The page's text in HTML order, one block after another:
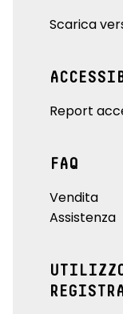
Scarica
Report
FAQ
Vendita
Assistenza